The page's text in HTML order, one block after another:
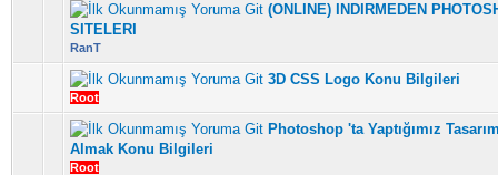
(ONLINE) INDIRMEDEN
SITELERI
RanT
5 üzerinden 8 Oy - Toplam Ortalama 2.75 Oy Verilmiş
3D CSS Logo Konu Bilgileri
Root
5 üzerinden 5 Oy - Toplam Ortalama 3 Oy Verilmiş
123 45
Photoshop 'ta Yaptığımız
Almak Konu Bilgileri
Root
5 üzerinden 6 Oy - Toplam Ortalama 3.33 Oy Verilmiş